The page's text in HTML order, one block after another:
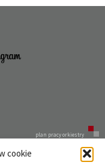
cookie
plan pracy orkiestry
ułatwić Ci korzystanie z serwisu